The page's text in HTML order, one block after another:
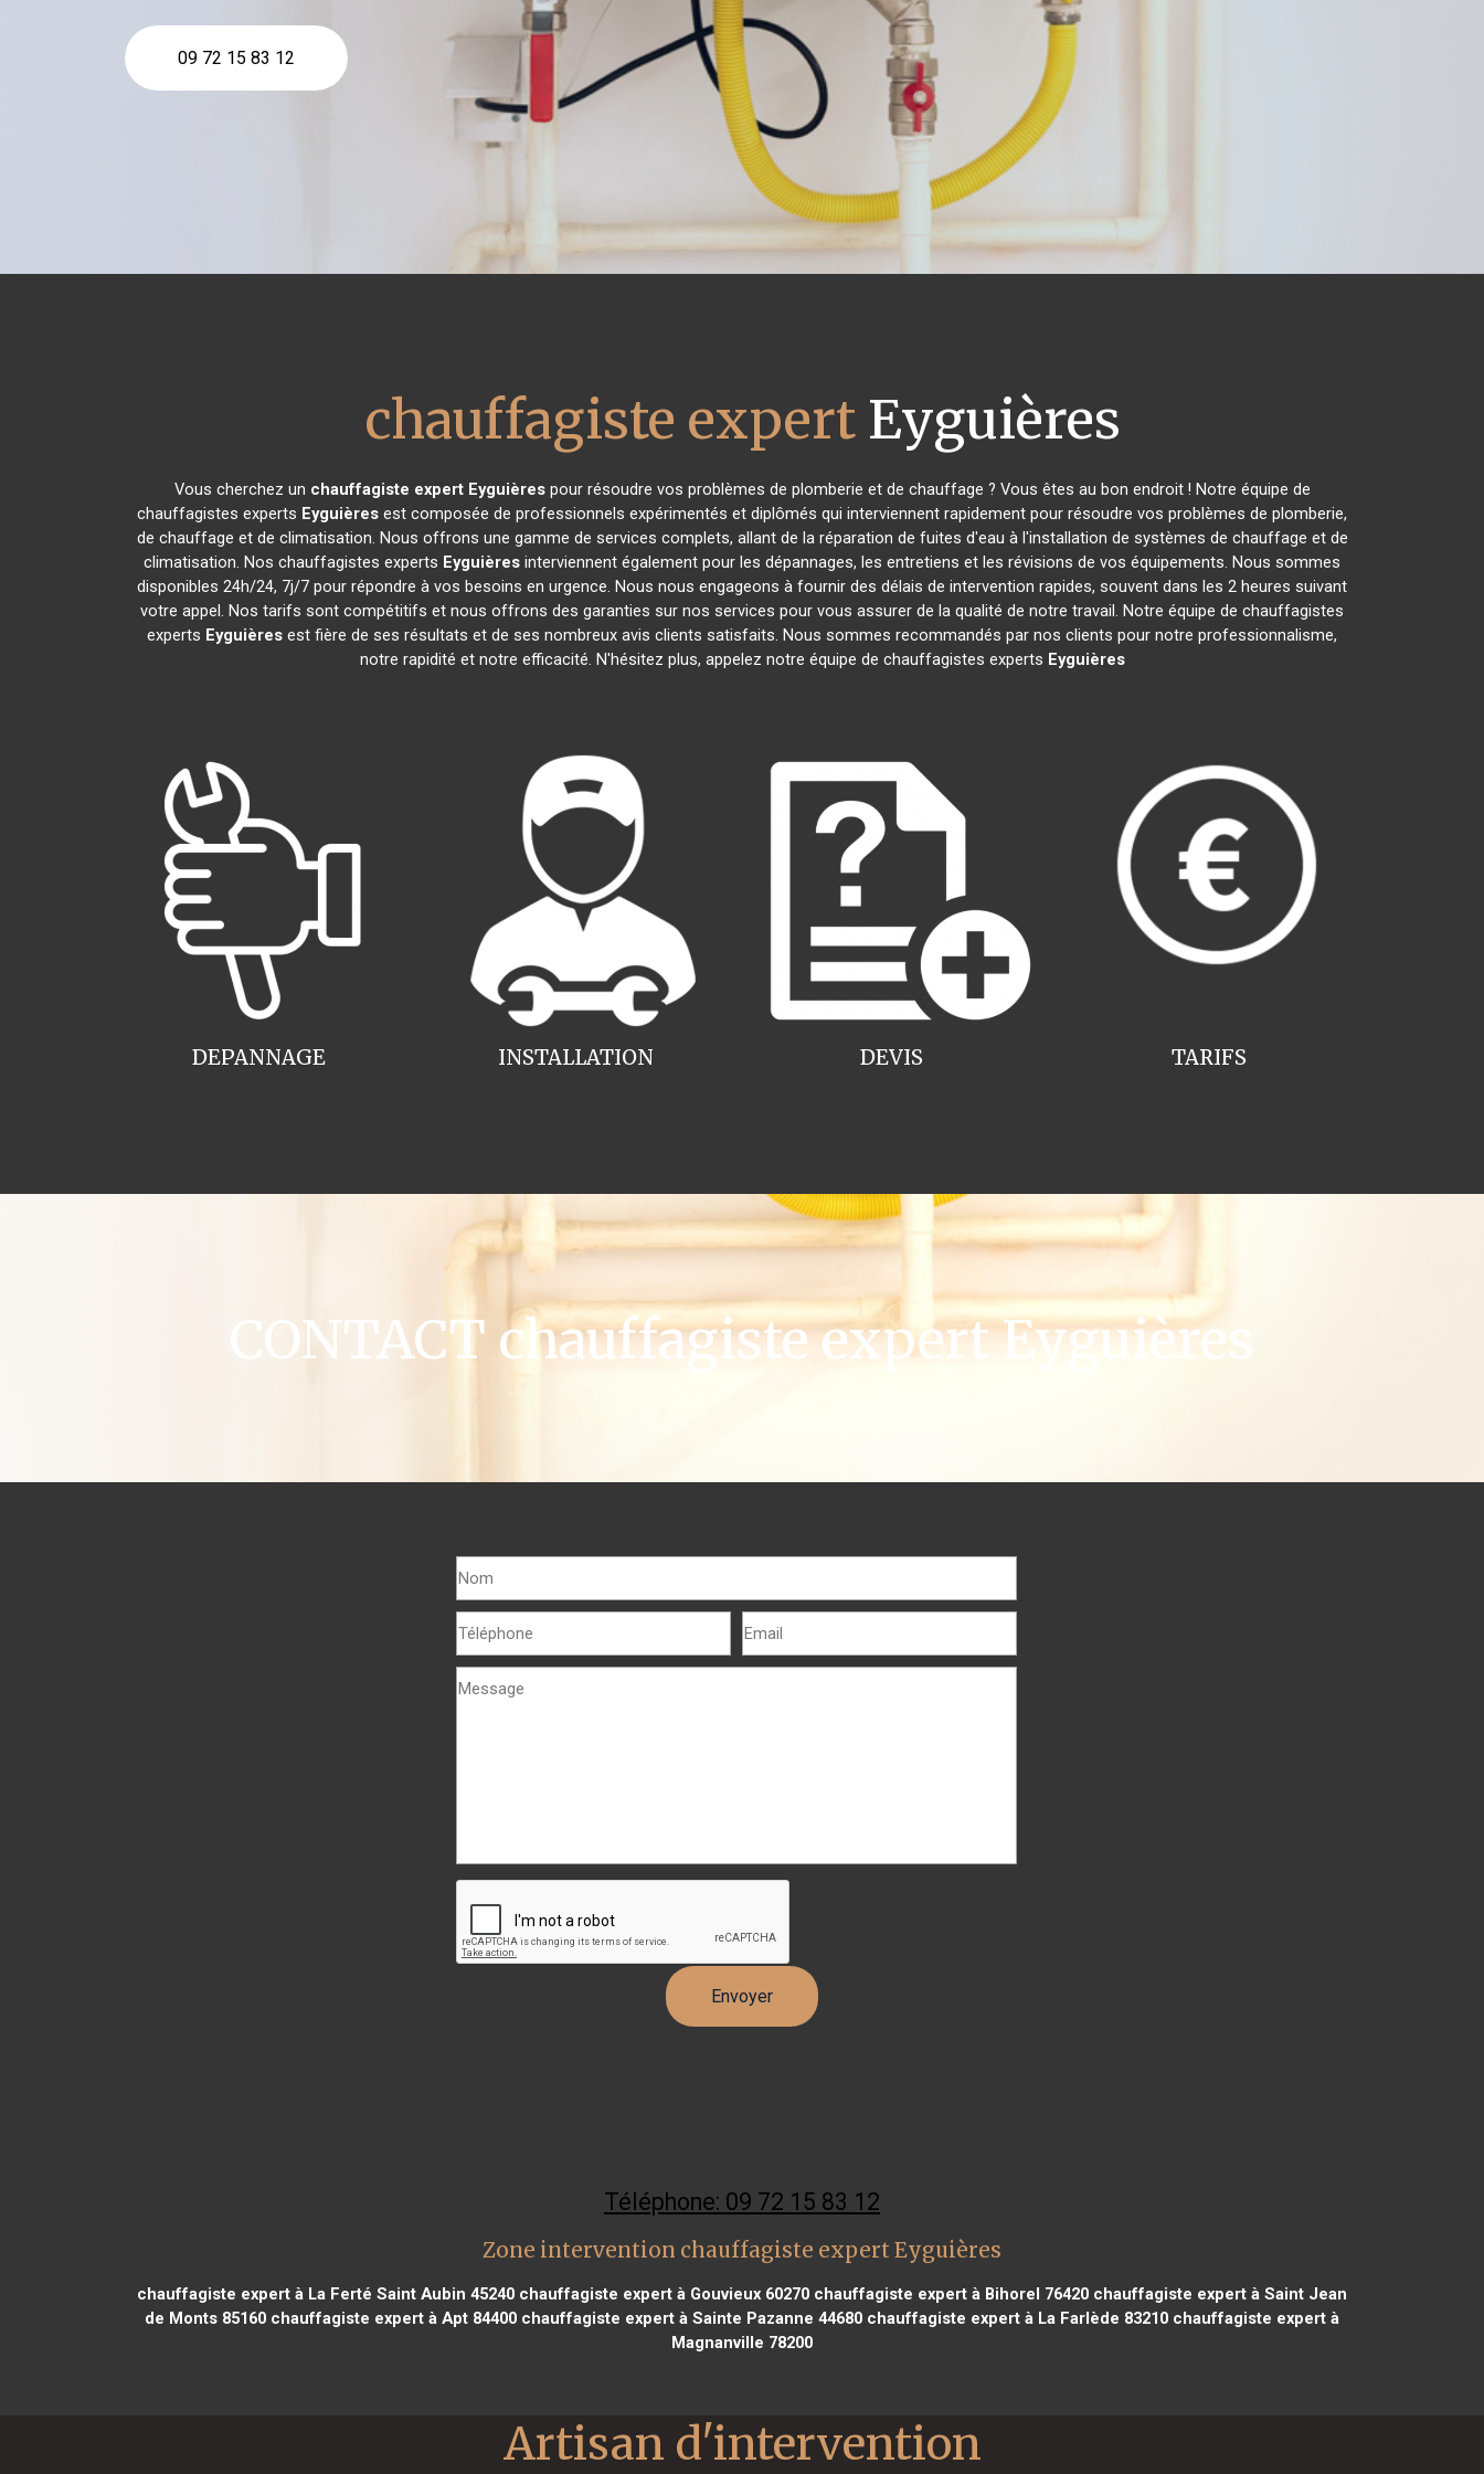
09 72 15 83 12
chauffagiste expertEyguières
Vous cherchez un chauffagiste expert Eyguièrespour résoudre vos problèmes de plomberie et de chauffage ? Vous êtes au bon endroit ! Notre équipe de
chauffagistes experts Eyguières est composée de professionnels expérimentés et diplômés qui interviennent rapidement pour résoudre vos problèmes de plomberie,
de chauffage et de climatisation. Nous offrons une gamme de services complets, allant de la réparation de fuites d'eau à l'installation de systèmes de chauffage et de
climatisation. Nos chauffagistes experts Eyguières interviennent également pour les dépannages, les entretiens et les révisions de vos équipements. Nous sommes
disponibles 24h/24, 7j/7 pour répondre à vos besoins en urgence. Nous nous engageons à fournir des délais de intervention rapides, souvent dans les 2 heures suivant
votre appel. Nos tarifs sont compétitifs et nous offrons des garanties sur nos services pour vous assurer de la qualité de notre travail. Notre équipe de chauffagistes
experts Eyguières est fière de ses résultats et de ses nombreux avis clients satisfaits. Nous sommes recommandés par nos clients pour notre professionnalisme,
notre rapidité et notre efficacité. N'hésitez plus, appelez notre équipe de chauffagistes experts Eyguières
INSTALLATION
DEPANNAGE TARIFS
DEVIS
CONTACT chauffagiste expert Eyguières
Téléphone: 09 72 15 83 12
Zone intervention chauffagiste expert Eyguières
chauffagiste expert à La Ferté Saint Aubin 45240 chauffagiste expert à Gouvieux 60270 chauffagiste expert à Bihorel 76420 chauffagiste expert à Saint Jean
de Monts 85160 chauffagiste expert à Apt 84400 chauffagiste expert à Sainte Pazanne 44680 chauffagiste expert à La Farlède 83210 chauffagiste expert à
Magnanville 78200
Artisan d'intervention